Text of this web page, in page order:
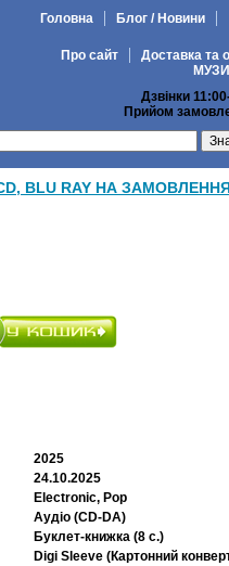
Головна Блог / Новини
Про сайт Доставка та
Дзвінки
Прийом
BLU RAY НА
2025
24.10.2025
Electronic, Pop
Аудіо (CD-DA)
Буклет-книжка (8 с.)
Digi Sleeve (Картонний